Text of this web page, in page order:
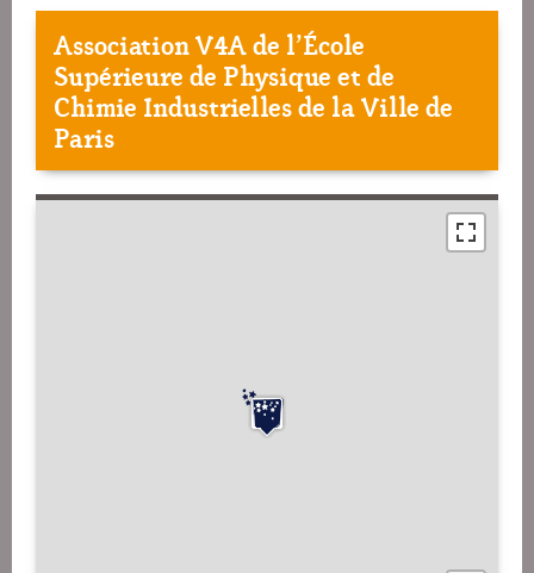
Association V4A de l'École
Supérieure de Physique et de
Chimie Industrielles de la Ville de
Paris